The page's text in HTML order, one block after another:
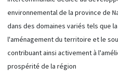
environnemental de la province de
dans des domaines variés tels que
l'aménagement du territoire et le
contribuant ainsi activement à
prospérité de la région